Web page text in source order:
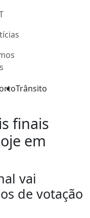
Trânsito
finais
em
vai
de votação